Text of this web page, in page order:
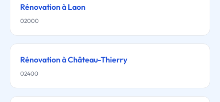
Rénovation à Laon
02000
Rénovation à Château-Thierry
02400